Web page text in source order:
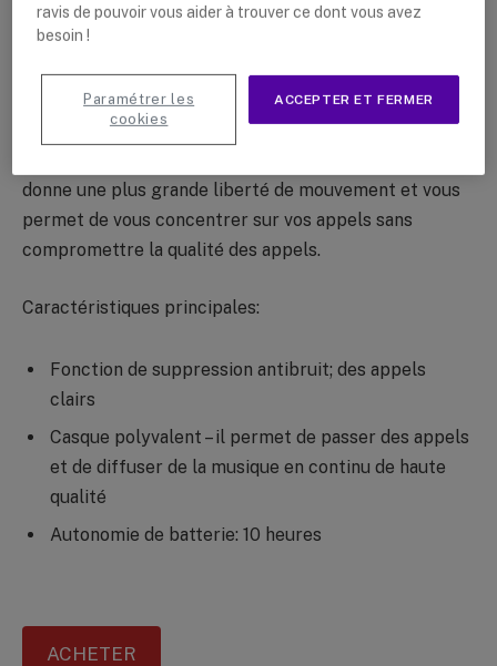
Ce casque Bluetooth mono a une portée maximale de
donne une plus grande liberté de mouvement et vous
permet de vous concentrer sur vos appels sans
compromettre la qualité des appels.
Caractéristiques principales:
Fonction de suppression antibruit; des appels
clairs
Casque polyvalent – il permet de passer des appels
et de diffuser de la musique en continu de haute
qualité
Autonomie de batterie: 10 heures
ACHETER
ravis de pouvoir vous aider à trouver ce dont vous avez
besoin !
ACCEPTER ET FERMER
Paramétrer les
cookies